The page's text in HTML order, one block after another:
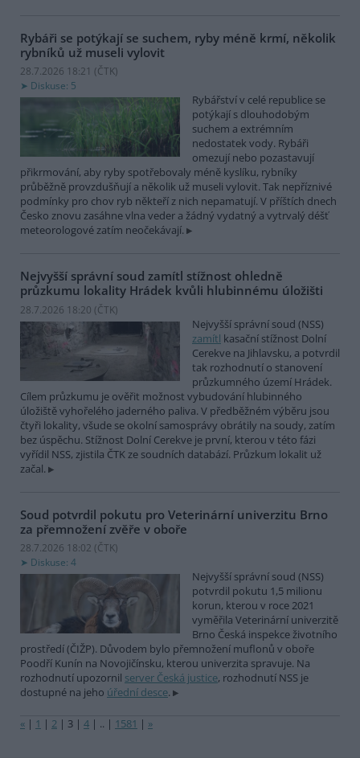
Rybáři se potýkají se suchem, ryby méně krmí, několik
rybníků už museli vylovit
28.7.2026 18:21 (ČTK)
Diskuse: 5
Rybářství v celé republice se
potýkají s dlouhodobým
suchem a extrémním
nedostatek vody. Rybáři
omezují nebo pozastavují
přikrmování, aby ryby spotřebovaly méně kyslíku, rybníky
průběžně provzdušňují a několik už museli vylovit. Tak nepříznivé
podmínky pro chov ryb někteří z nich nepamatují. V příštích dnech
Česko znovu zasáhne vlna veder a žádný vydatný a vytrvalý déšť
meteorologové zatím neočekávají.
Nejvyšší správní soud zamítl stížnost ohledně
průzkumu lokality Hrádek kvůli hlubinnému úložišti
28.7.2026 18:20 (ČTK)
Nejvyšší správní soud (NSS)
zamítl kasační stížnost Dolní
Cerekve na Jihlavsku, a potvrdil
tak rozhodnutí o stanovení
průzkumného území Hrádek.
Cílem průzkumu je ověřit možnost vybudování hlubinného
úložiště vyhořelého jaderného paliva. V předběžném výběru jsou
čtyři lokality, všude se okolní samosprávy obrátily na soudy, zatím
bez úspěchu. Stížnost Dolní Cerekve je první, kterou v této fázi
vyřídil NSS, zjistila ČTK ze soudních databází. Průzkum lokalit už
začal.
Soud potvrdil pokutu pro Veterinární univerzitu Brno
za přemnožení zvěře v oboře
28.7.2026 18:02 (ČTK)
Diskuse: 4
Nejvyšší správní soud (NSS)
potvrdil pokutu 1,5 milionu
korun, kterou v roce 2021
vyměřila Veterinární univerzitě
Brno Česká inspekce životního
prostředí (ČIŽP). Důvodem bylo přemnožení muflonů v oboře
Poodří Kunín na Novojičínsku, kterou univerzita spravuje. Na
rozhodnutí upozornil server Česká justice, rozhodnutí NSS je
dostupné na jeho úřední desce.
« | 1 | 2 | 3 | 4 | .. | 1581 | »